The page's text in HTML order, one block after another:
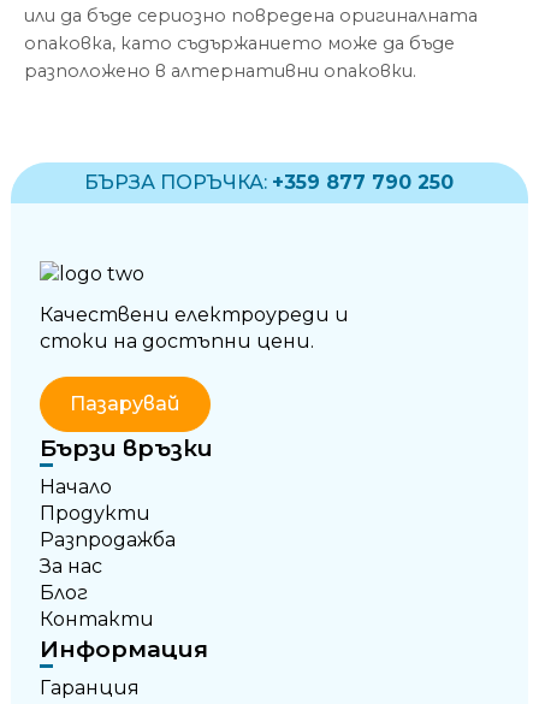
или да бъде сериозно повредена оригиналната
опаковка, като съдържанието може да бъде
разположено в алтернативни опаковки.
БЪРЗА ПОРЪЧКА: +359 877 790 250
Качествени електроуреди и
стоки на достъпни цени.
Пазарувай
Бързи връзки
Начало
Продукти
Разпродажба
За нас
Блог
Контакти
Информация
Гаранция